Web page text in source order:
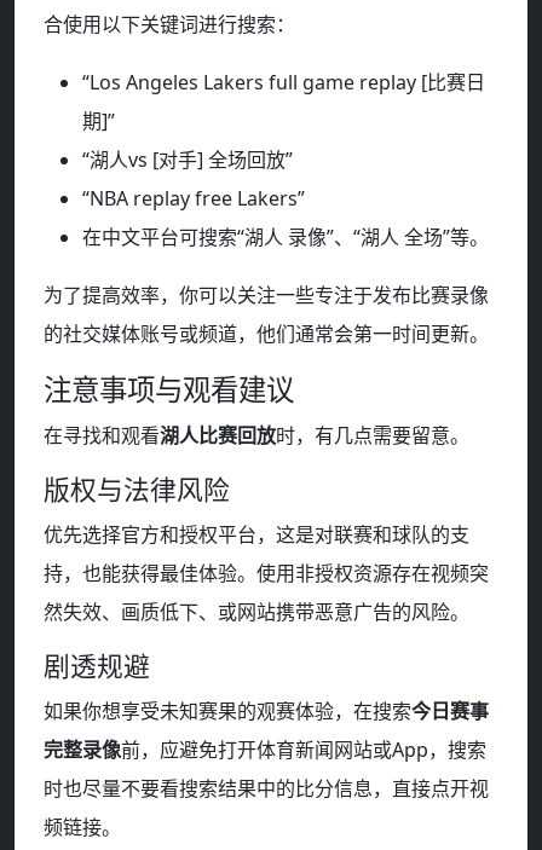
合使用以下关键词进行搜索：
“Los Angeles Lakers full game replay [比赛日
期]”
“湖人vs [对手] 全场回放”
“NBA replay free Lakers”
在中文平台可搜索“湖人 录像”、“湖人 全场”等。
为了提高效率，你可以关注一些专注于发布比赛录像
的社交媒体账号或频道，他们通常会第一时间更新。
注意事项与观看建议
在寻找和观看湖人比赛回放时，有几点需要留意。
版权与法律风险
优先选择官方和授权平台，这是对联赛和球队的支
持，也能获得最佳体验。使用非授权资源存在视频突
然失效、画质低下、或网站携带恶意广告的风险。
剧透规避
如果你想享受未知赛果的观赛体验，在搜索今日赛事
完整录像前，应避免打开体育新闻网站或App，搜索
时也尽量不要看搜索结果中的比分信息，直接点开视
频链接。